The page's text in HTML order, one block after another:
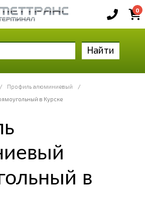
0
Найти
/ Профиль алюминиевый
/
в Курске
в